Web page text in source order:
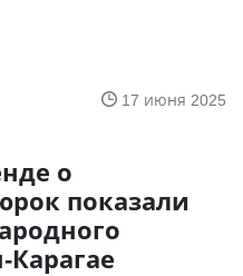
17 июня 2025
о
показали
Карагае